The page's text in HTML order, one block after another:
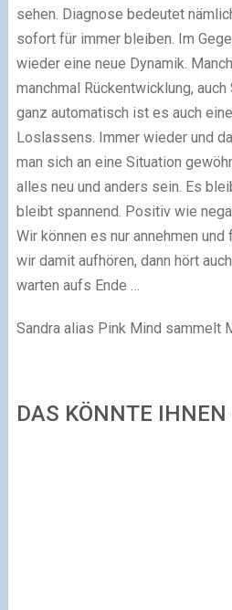
sehen. Diagnose bedeutet
sofort für immer bleiben. Im
wieder eine neue Dynamik.
manchmal Rückentwicklung,
ganz automatisch ist es auch
Loslassens. Immer wieder und
man sich an eine Situation
alles neu und anders sein. Es
bleibt spannend. Positiv wie
Wir können es nur annehmen
wir damit aufhören, dann hört
warten aufs Ende …
Sandra alias Pink Mind sammelt
DAS KÖNNTE IHNEN